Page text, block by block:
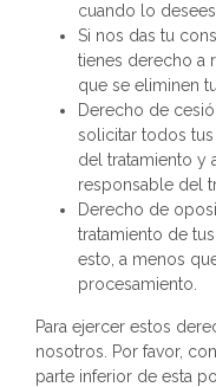
cuando lo desees.
Si nos das tu
tienes derecho a
que se eliminen
Derecho de
solicitar todos
del tratamiento y
responsable del
Derecho de
tratamiento de
esto, a menos
procesamiento.
Para ejercer estos
nosotros. Por favor,
parte inferior de esta